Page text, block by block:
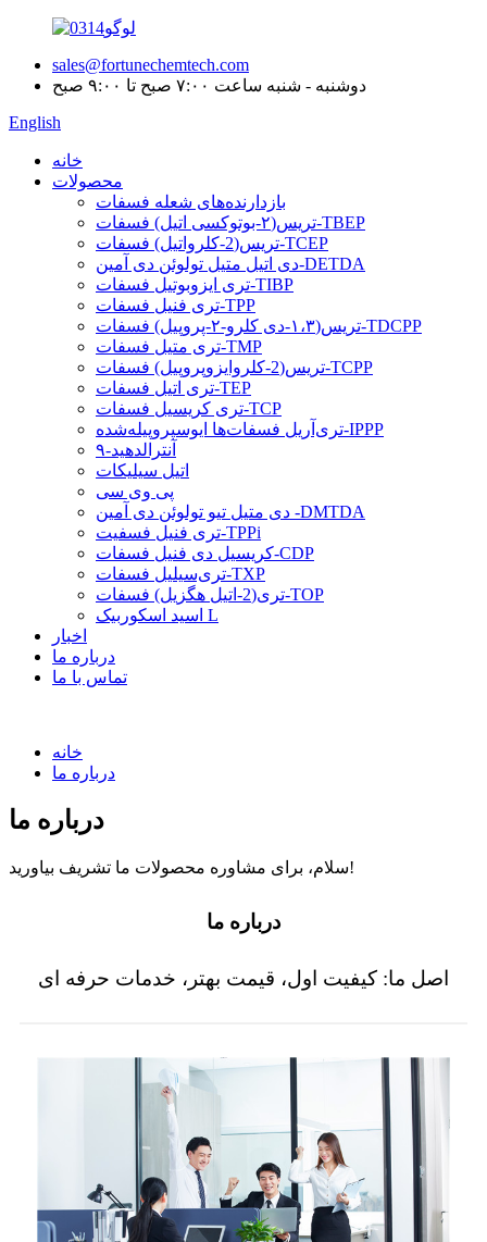
sales@fortunechemtech.com
دوشنبه - شنبه ساعت ۷:۰۰ صبح تا ۹:۰۰ صبح
English
خانه
محصولات
بازدارنده‌های شعله فسفات
تریس(۲-بوتوکسی اتیل) فسفات-TBEP
تریس(2-کلرواتیل) فسفات-TCEP
دی اتیل متیل تولوئن دی آمین-DETDA
تری ایزوبوتیل فسفات-TIBP
تری فنیل فسفات-TPP
تریس(۱،۳-دی کلرو-۲-پروپیل) فسفات-TDCPP
تری متیل فسفات-TMP
تریس(2-کلروایزوپروپیل) فسفات-TCPP
تری اتیل فسفات-TEP
تری کریسیل فسفات-TCP
تری‌آریل فسفات‌ها ایوسپروپیله‌شده-IPPP
۹-آنترالدهید
اتیل سیلیکات
پی وی سی
دی متیل تیو تولوئن دی آمین -DMTDA
تری فنیل فسفیت-TPPi
کریسیل دی فنیل فسفات-CDP
تری‌سیلیل فسفات-TXP
تری(2-اتیل هگزیل) فسفات-TOP
اسید اسکوربیک L
اخبار
درباره ما
تماس با ما
خانه
درباره ما
درباره ما
سلام، برای مشاوره محصولات ما تشریف بیاورید!
درباره ما
اصل ما: کیفیت اول، قیمت بهتر، خدمات حرفه ای